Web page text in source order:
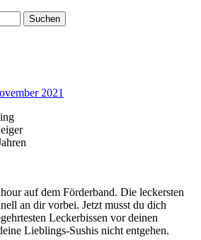
2021
auf dem Förderband. Die leckersten
an dir vorbei. Jetzt musst du dich
Leckerbissen vor deinen
Lieblings-Sushis nicht entgehen.